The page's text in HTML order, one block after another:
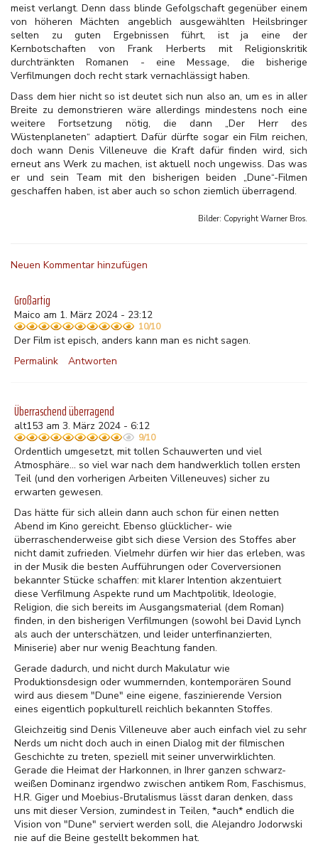
meist verlangt. Denn dass blinde Gefolgschaft gegenüber einem
von höheren Mächten angeblich ausgewählten Heilsbringer
selten zu guten Ergebnissen führt, ist ja eine der
Kernbotschaften von Frank Herberts mit Religionskritik
durchtränkten Romanen - eine Message, die bisherige
Verfilmungen doch recht stark vernachlässigt haben.
Dass dem hier nicht so ist deutet sich nun also an, um es in aller
Breite zu demonstrieren wäre allerdings mindestens noch eine
weitere Fortsetzung nötig, die dann „Der Herr des
Wüstenplaneten“ adaptiert. Dafür dürfte sogar ein Film reichen,
doch wann Denis Villeneuve die Kraft dafür finden wird, sich
erneut ans Werk zu machen, ist aktuell noch ungewiss. Das was
er und sein Team mit den bisherigen beiden „Dune“-Filmen
geschaffen haben, ist aber auch so schon ziemlich überragend.
Bilder: Copyright Warner Bros.
Neuen Kommentar hinzufügen
Großartig
Maico am 1. März 2024 - 23:12
10/10
Der Film ist episch, anders kann man es nicht sagen.
Permalink
Antworten
Überraschend überragend
alt153 am 3. März 2024 - 6:12
9/10
Ordentlich umgesetzt, mit tollen Schauwerten und viel
Atmosphäre... so viel war nach dem handwerklich tollen ersten
Teil (und den vorherigen Arbeiten Villeneuves) sicher zu
erwarten gewesen.
Das hätte für sich allein dann auch schon für einen netten
Abend im Kino gereicht. Ebenso glücklicher- wie
überraschenderweise gibt sich diese Version des Stoffes aber
nicht damit zufrieden. Vielmehr dürfen wir hier das erleben, was
in der Musik die besten Aufführungen oder Coverversionen
bekannter Stücke schaffen: mit klarer Intention akzentuiert
diese Verfilmung Aspekte rund um Machtpolitik, Ideologie,
Religion, die sich bereits im Ausgangsmaterial (dem Roman)
finden, in den bisherigen Verfilmungen (sowohl bei David Lynch
als auch der unterschätzen, und leider unterfinanzierten,
Miniserie) aber nur wenig Beachtung fanden.
Gerade dadurch, und nicht durch Makulatur wie
Produktionsdesign oder wummernden, kontemporären Sound
wird aus diesem "Dune" eine eigene, faszinierende Version
eines eigentlich popkulturell reichlich bekannten Stoffes.
Gleichzeitig sind Denis Villeneuve aber auch einfach viel zu sehr
Nerds um nicht doch auch in einen Dialog mit der filmischen
Geschichte zu treten, speziell mit seiner unverwirklichten.
Gerade die Heimat der Harkonnen, in Ihrer ganzen schwarz-
weißen Dominanz irgendwo zwischen antikem Rom, Faschismus,
H.R. Giger und Moebius-Brutalismus lässt daran denken, dass
uns mit dieser Version, zumindest in Teilen, *auch* endlich die
Vision von "Dune" serviert werden soll, die Alejandro Jodorwski
nie auf die Beine gestellt bekommen hat.